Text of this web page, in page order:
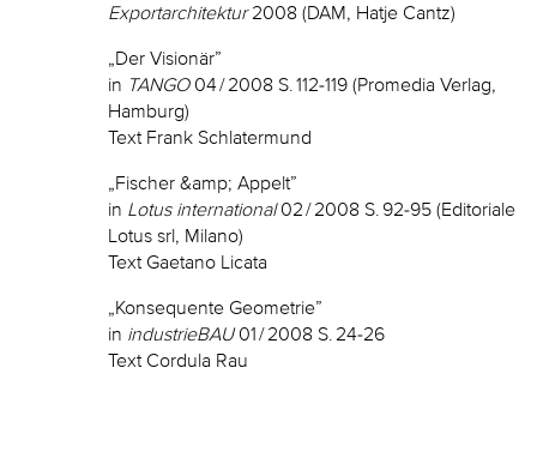
Exportarchitektur2008 (DAM, Hatje Cantz)
„Der Visionär”
in TANGO04 / 2008 S. 112-119 (Promedia Verlag,
Hamburg)
Text Frank Schlatermund
„Fischer &amp; Appelt”
in Lotus international02 / 2008 S. 92-95 (Editoriale
Lotus srl, Milano)
Text Gaetano Licata
„Konsequente Geometrie”
in industrieBAU01 / 2008 S. 24-26
Text Cordula Rau